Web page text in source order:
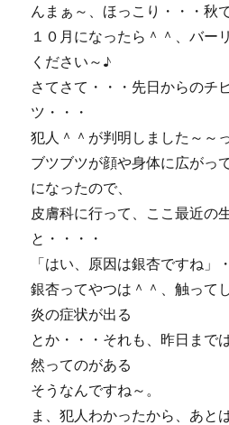
んまぁ～、ほっこり・・・秋
１０月になったら＾＾、バー
ください～♪
さてさて・・・先日からのチ
ツ・・・
犯人＾＾が判明しました～～
ブツブツが顔や身体に広がっ
になったので、
皮膚科に行って、ここ最近の
と・・・・
「はい、原因は銀杏ですね」
銀杏ってやつは＾＾、触って
炎の症状が出る
とか・・・それも、昨日まで
然ってのがある
そうなんですね～。
ま、犯人わかったから、あと